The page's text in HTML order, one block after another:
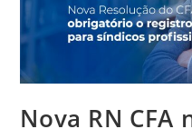
Nova RN CFA